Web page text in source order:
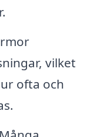
vilket
ofta och